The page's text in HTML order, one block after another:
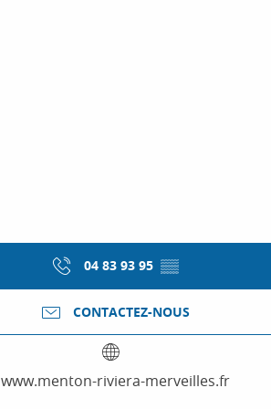
04 83 93 95 ▒▒
CONTACTEZ-NOUS
www.menton-riviera-merveilles.fr